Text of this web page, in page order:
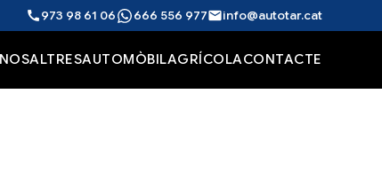
call973 98 61 06 666 556 977mailinfo@autotar.cat
NOSALTRESAUTOMÒBILAGRÍCOLACONTACTE